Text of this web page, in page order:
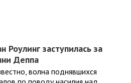
Роулинг заступилась за
Деппа
волна поднявшихся